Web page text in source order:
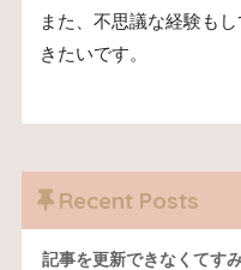
また、不思議な経験も
きたいです。
Recent Posts
記事を更新できなくてす